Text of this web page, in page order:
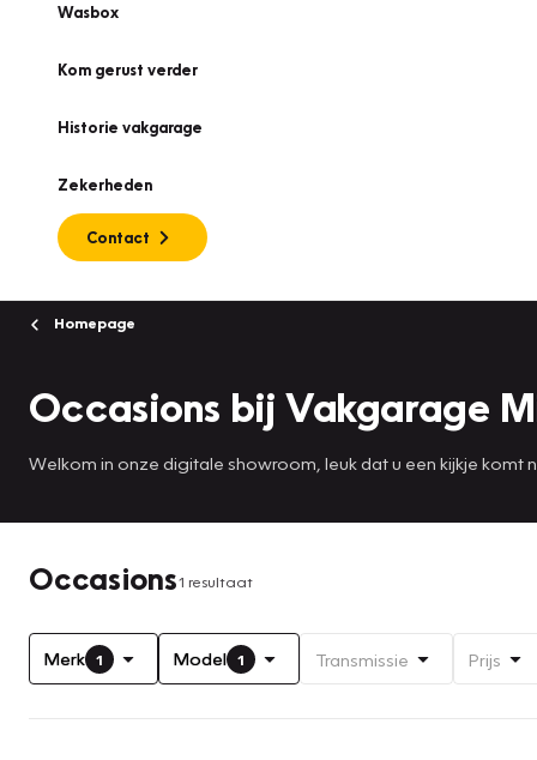
Wasbox
Kom gerust verder
Historie vakgarage
Zekerheden
Contact
Homepage
Occasions bij Vakgarage
Welkom in onze digitale showroom, leuk dat u een kijkje komt
Occasions1 resultaat
Merk 1 Model 1 Transmissie Prijs